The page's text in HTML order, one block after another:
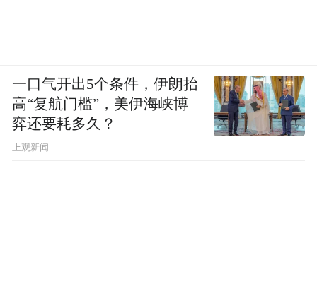
一口气开出5个条件，伊朗抬
高“复航门槛”，美伊海峡博
弈还要耗多久？
上观新闻